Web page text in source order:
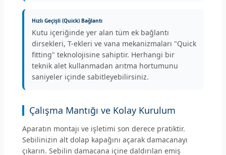
Hızlı Geçişli (Quick) Bağlantı
Kutu içeriğinde yer alan tüm ek bağlantı
dirsekleri, T-ekleri ve vana mekanizmaları "Quick
fitting" teknolojisine sahiptir. Herhangi bir
teknik alet kullanmadan arıtma hortumunu
saniyeler içinde sabitleyebilirsiniz.
Çalışma Mantığı ve Kolay Kurulum
Aparatın montajı ve işletimi son derece pratiktir.
Sebilinizin alt dolap kapağını açarak damacanayı
çıkarın. Sebilin damacana içine daldırılan emiş